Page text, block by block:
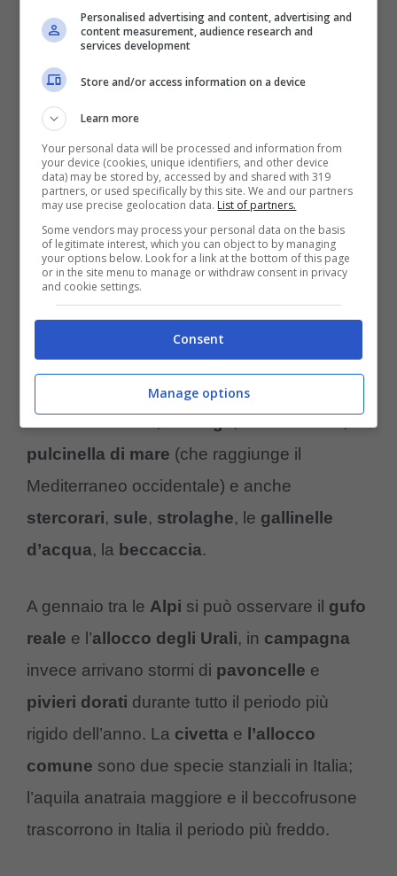
falco della regina, invece, nidifica in Italia
(soprattutto le isole) e sfrutta, cacciando, il
passaggio dei passeriformi migratori che
attraversano il Mediterraneo. Dopo la
riproduzione migra verso il Sud Africa e il
Madagascar dove trascorre l’inverno.
Ininvernoin Italia arrivano molte specie
artiche che decidono di stare da noi tra
novembre a febbraio quando le temperature
si fanno ancora più rigide nelle località
fredde. Si tratta di uccelli del Nord Europa
che arrivano nel Mediterraneo. Tra questi
pulcinella di mare (che raggiunge il
Mediterraneo occidentale) e anche
stercorari, sule, strolaghe, le gallinelle
d’acqua, la beccaccia.
A gennaio tra le Alpi si può osservare il gufo
reale e l’allocco degli Urali, in campagna
invece arrivano stormi di pavoncelle e
pivieri dorati durante tutto il periodo più
rigido dell’anno. La civetta e l’allocco
comune sono due specie stanziali in Italia;
l’aquila anatraia maggiore e il beccofrusone
trascorrono in Italia il periodo più freddo.
Personalised advertising and content, advertising and
content measurement, audience research and
services development
Store and/or access information on a device
Learn more
Your personal data will be processed and information from
your device (cookies, unique identifiers, and other device
data) may be stored by, accessed by and shared with 319
partners, or used specifically by this site. We and our partners
may use precise geolocation data. List of partners.
Some vendors may process your personal data on the basis
of legitimate interest, which you can object to by managing
your options below. Look for a link at the bottom of this page
or in the site menu to manage or withdraw consent in privacy
and cookie settings.
Consent
Manage options